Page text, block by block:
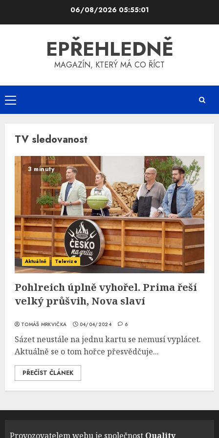
06/08/2026 05:55:01
EPŘEHLEDNĚ
MAGAZÍN, KTERÝ MÁ CO ŘÍCT
Primary
Menu
TV sledovanost
3 minuty
Aktuálně Televize
Pohlreich úplně vyhořel. Prima řeší
velký průšvih, Nova slaví
TOMÁŠ MRKVIČKA 04/04/2024 6
Sázet neustále na jednu kartu se nemusí vyplácet.
Aktuálně se o tom hořce přesvědčuje...
PŘEČÍST ČLÁNEK
Provozovatelem webu je společnost Quality